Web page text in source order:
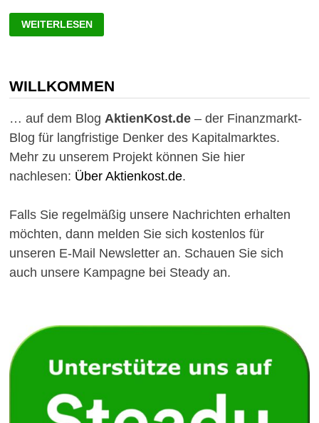
BESTE
VERSORGER
DIVIDENDEN
WEITERLESEN
WILLKOMMEN
… auf dem Blog AktienKost.de– der Finanzmarkt-
Blog für langfristige Denker des Kapitalmarktes.
Mehr zu unserem Projekt können Sie hier
nachlesen: Über Aktienkost.de.
Falls Sie regelmäßig unsere Nachrichten erhalten
möchten, dann melden Sie sich kostenlos für
unseren E-Mail Newsletter an. Schauen Sie sich
auch unsere Kampagne bei Steady an.